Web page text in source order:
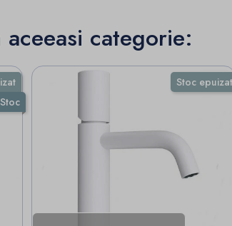
categorie:
Stoc epuizat